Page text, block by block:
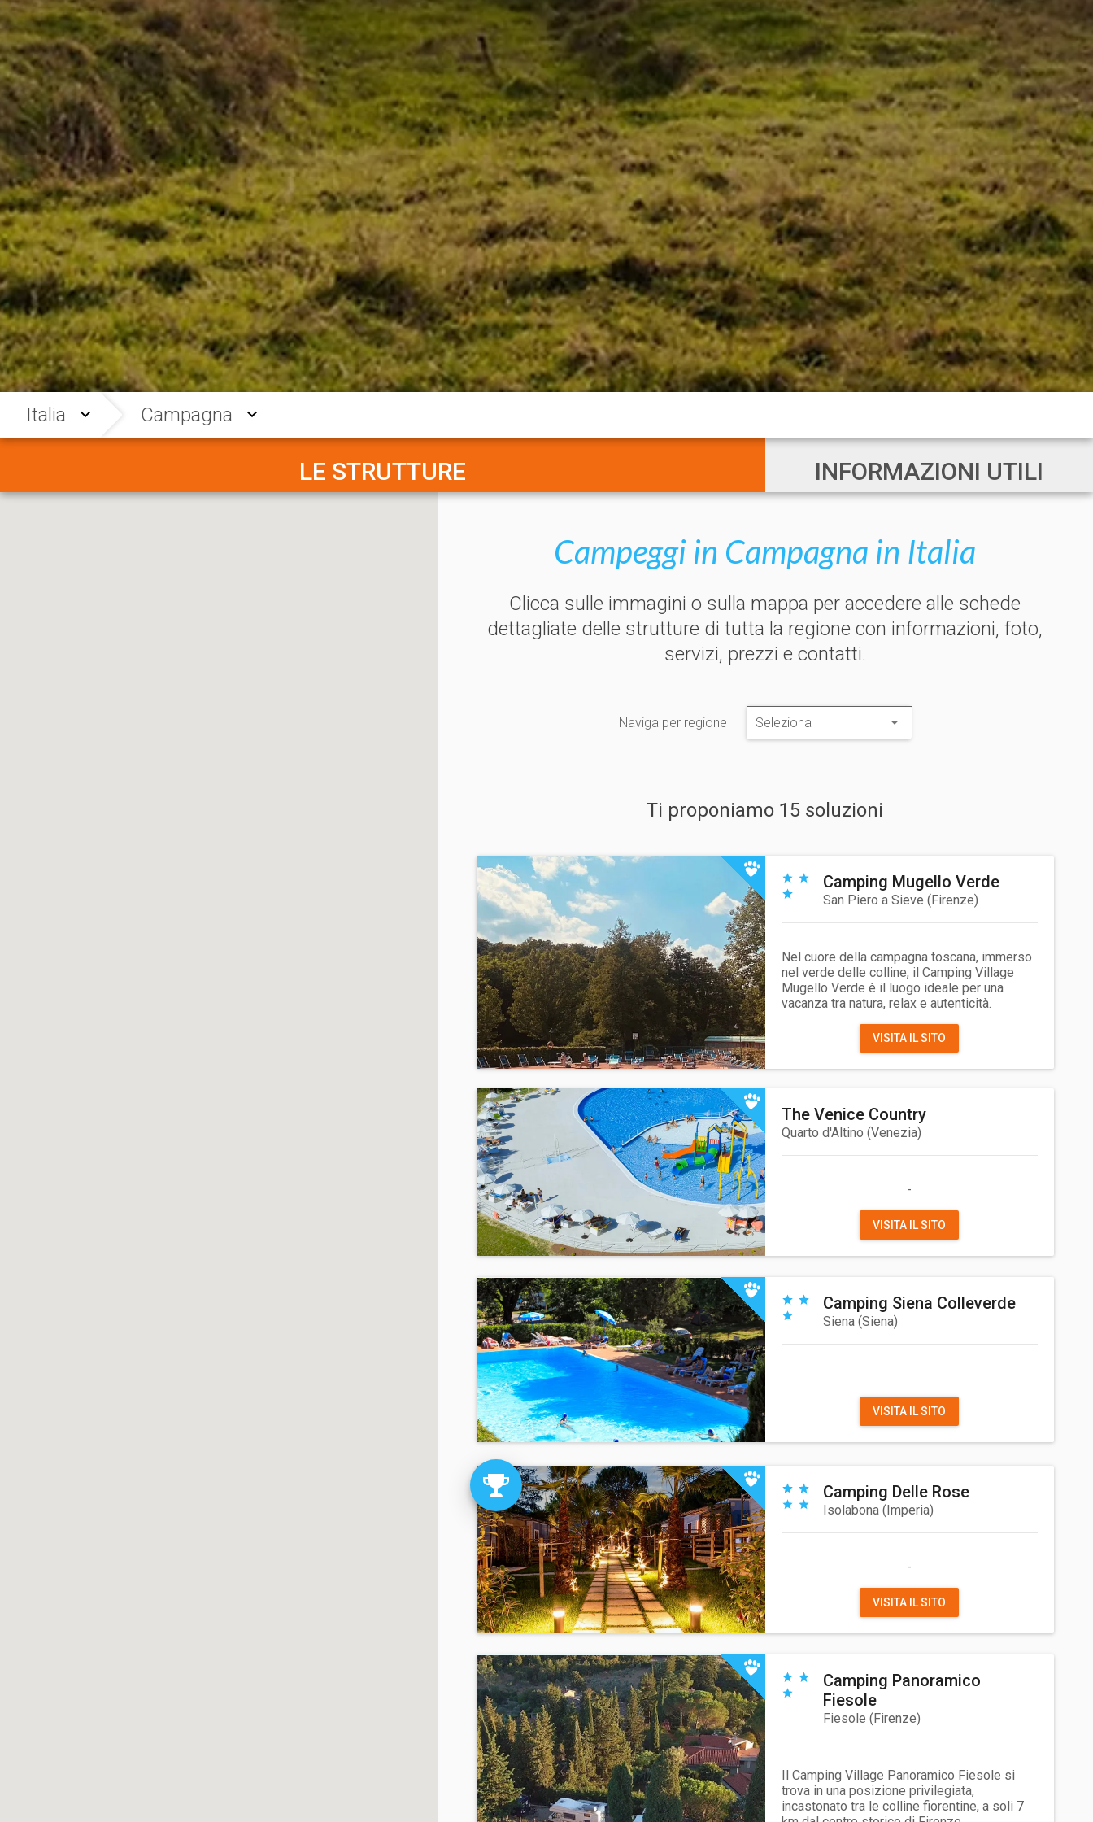
Italia Campagna
LE STRUTTURE INFORMAZIONI UTILI
Campeggi in Campagna in Italia
Clicca sulle immagini o sulla mappa per accedere alle schede
dettagliate delle strutture di tutta la regione con informazioni, foto,
servizi, prezzi e contatti.
Naviga per regione
Ti proponiamo 15 soluzioni
Camping Mugello Verde
San Piero a Sieve (Firenze)
Nel cuore della campagna toscana, immerso
nel verde delle colline, il Camping Village
Mugello Verde è il luogo ideale per una
vacanza tra natura, relax e autenticità.
VISITA IL SITO
The Venice Country
Quarto d'Altino (Venezia)
-
VISITA IL SITO
Camping Siena Colleverde
Siena(Siena)
VISITA IL SITO
Camping Delle Rose
Isolabona( Imperia)
-
VISITA IL SITO
Camping Panoramico
Fiesole
Fiesole ( Firenze)
Il Camping Village Panoramico Fiesole si
trova in una posizione privilegiata,
incastonato tra le colline fiorentine, a soli 7